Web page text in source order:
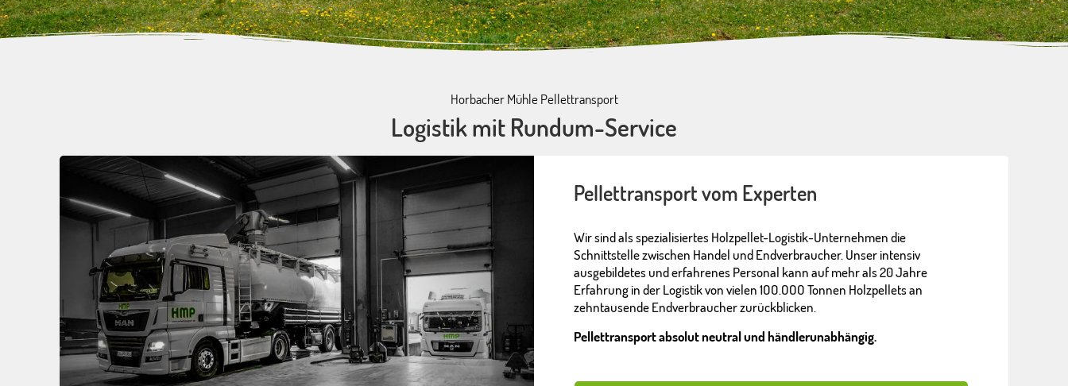
Horbacher Mühle Pellettransport
Logistik mit Rundum-Service
Pellettransport vom Experten
Wir sind als spezialisiertes Holzpellet-Logistik-Unternehmen die
Schnittstelle zwischen Handel und Endverbraucher. Unser intensiv
ausgebildetes und erfahrenes Personal kann auf mehr als 20 Jahre
Erfahrung in der Logistik von vielen 1OO.OOO Tonnen Holzpellets an
zehntausende Endverbraucher zurückblicken.
Pellettransport absolut neutral und händlerunabhängig.